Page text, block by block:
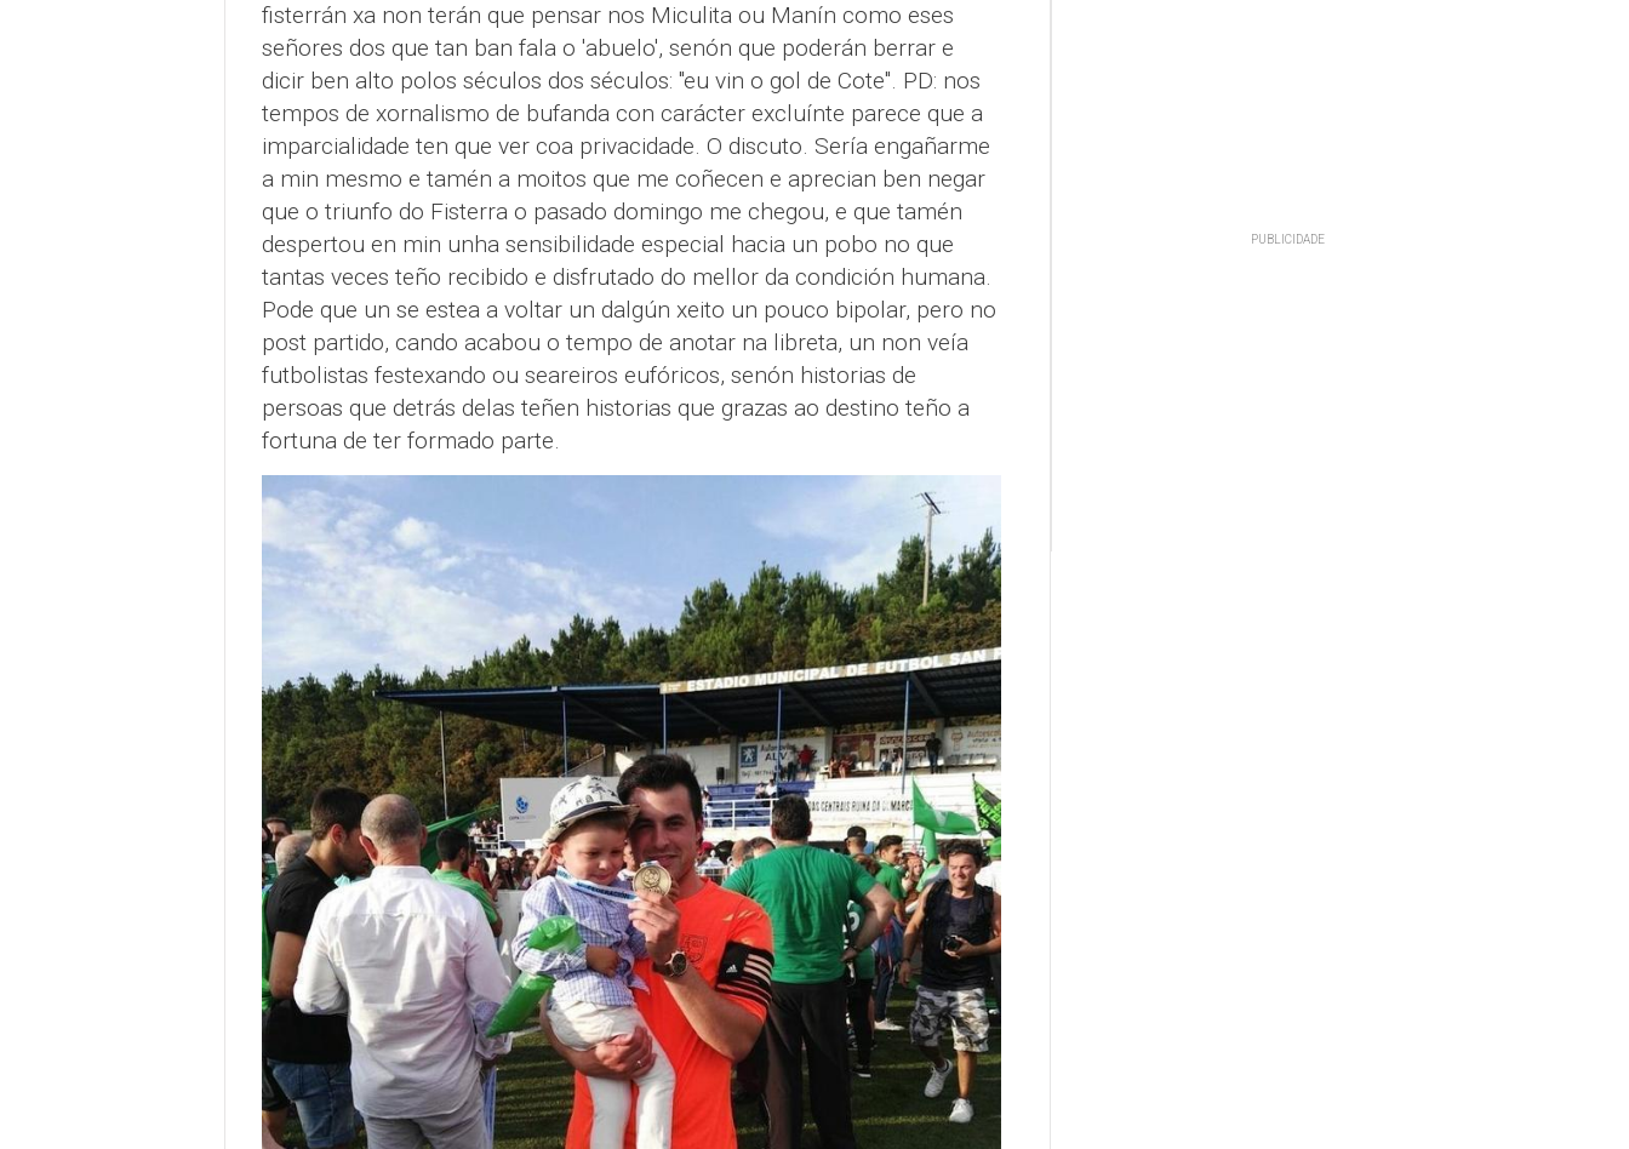
fisterrán xa non terán que pensar nos Miculita ou Manín como eses
señores dos que tan ban fala o 'abuelo', senón que poderán berrar e
dicir ben alto polos séculos dos séculos: "eu vin o gol de Cote". PD: nos
tempos de xornalismo de bufanda con carácter excluínte parece que a
imparcialidade ten que ver coa privacidade. O discuto. Sería engañarme
a min mesmo e tamén a moitos que me coñecen e aprecian ben negar
que o triunfo do Fisterra o pasado domingo me chegou, e que tamén
despertou en min unha sensibilidade especial hacia un pobo no que
tantas veces teño recibido e disfrutado do mellor da condición humana.
Pode que un se estea a voltar un dalgún xeito un pouco bipolar, pero no
post partido, cando acabou o tempo de anotar na libreta, un non veía
futbolistas festexando ou seareiros eufóricos, senón historias de
persoas que detrás delas teñen historias que grazas ao destino teño a
fortuna de ter formado parte.